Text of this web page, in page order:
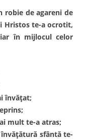
robie de agareni de
Hristos te-a ocrotit,
în mijlocul celor
învățat;
mult te-a atras;
sfântă te-